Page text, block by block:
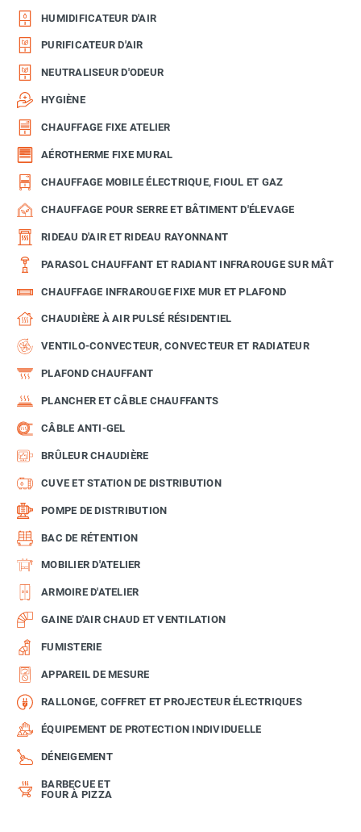
HUMIDIFICATEUR D'AIR
PURIFICATEUR D'AIR
NEUTRALISEUR D'ODEUR
HYGIÈNE
CHAUFFAGE FIXE ATELIER
AÉROTHERME FIXE MURAL
CHAUFFAGE MOBILE ÉLECTRIQUE, FIOUL ET GAZ
CHAUFFAGE POUR SERRE ET BÂTIMENT D'ÉLEVAGE
RIDEAU D'AIR ET RIDEAU RAYONNANT
PARASOL CHAUFFANT ET RADIANT INFRAROUGE SUR MÂT
CHAUFFAGE INFRAROUGE FIXE MUR ET PLAFOND
CHAUDIÈRE À AIR PULSÉ RÉSIDENTIEL
VENTILO-CONVECTEUR, CONVECTEUR ET RADIATEUR
PLAFOND CHAUFFANT
PLANCHER ET CÂBLE CHAUFFANTS
CÂBLE ANTI-GEL
BRÛLEUR CHAUDIÈRE
CUVE ET STATION DE DISTRIBUTION
POMPE DE DISTRIBUTION
BAC DE RÉTENTION
MOBILIER D'ATELIER
ARMOIRE D'ATELIER
GAINE D'AIR CHAUD ET VENTILATION
FUMISTERIE
APPAREIL DE MESURE
RALLONGE, COFFRET ET PROJECTEUR ÉLECTRIQUES
ÉQUIPEMENT DE PROTECTION INDIVIDUELLE
DÉNEIGEMENT
BARBECUE ET
FOUR À PIZZA